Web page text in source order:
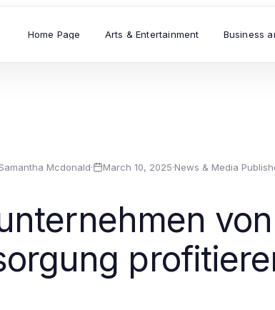
Home Page Arts & Entertainment Business
Mcdonald· March 10, 2025·News & Media